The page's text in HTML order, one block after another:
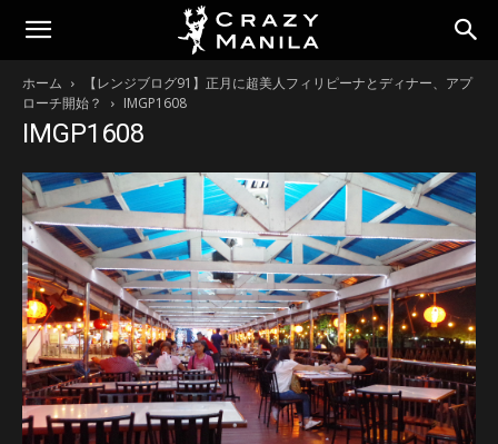
ホーム
【レンジブログ91】正月に超美人フィリピーナとディナー、アプ
ローチ開始？
IMGP1608
IMGP1608